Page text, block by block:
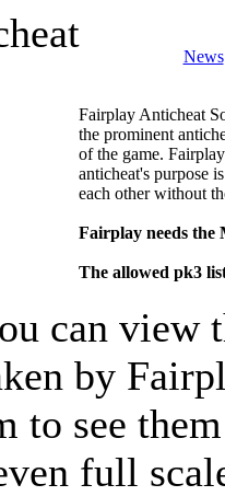
News
Fairplay Anticheat
the prominent
of the game.
anticheat's purpose
each other without
Fairplay needs
The allowed pk3
can view
by
to see
full